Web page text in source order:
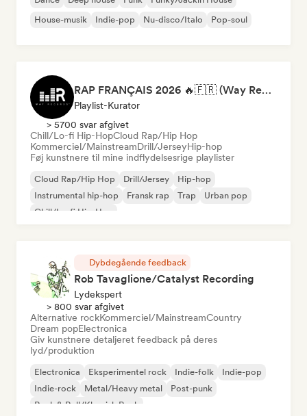
House-musik
Indie-pop Nu-disco/Italo Pop-soul
RAP FRANÇAIS 2026 🔥🇫🇷 (Way Records)
Playlist-Kurator
> 5700 svar afgivet
Chill/Lo-fi Hip-HopCloud Rap/Hip Hop
Kommerciel/MainstreamDrill/JerseyHip-hop
Føj kunstnere til mine indflydelsesrige playlister
Cloud Rap/Hip Hop Drill/Jersey
Hip-hop
Instrumental hip-hop
Fransk rap Trap
Urban pop
Chill/Lo-fi Hip-Hop
Dybdegående feedback
Rob Tavaglione/Catalyst Recording
Lydekspert
> 800 svar afgivet
Alternative rockKommerciel/MainstreamCountry
Dream popElectronica
Giv kunstnere detaljeret feedback på deres
lyd/produktion
Electronica Eksperimentel rock Indie-folk
Indie-pop
Indie-rock
Metal/Heavy metal
Post-punk
Rock & Roll/Klassisk Rock